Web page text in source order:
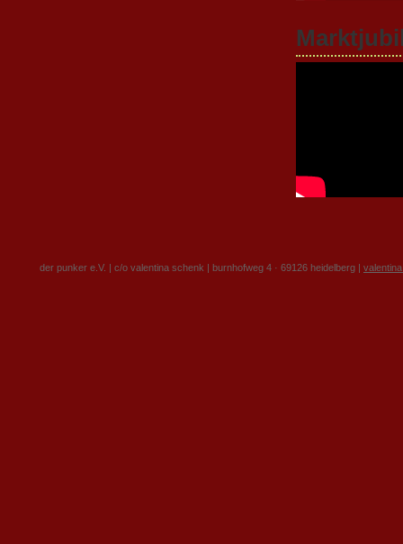
der punker e.V. | c/o valentina schenk | burnhofweg 4 · 69126 heidelberg |